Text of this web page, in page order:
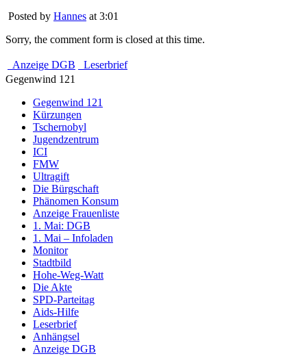
Posted by Hannes at 3:01
Sorry, the comment form is closed at this time.
Anzeige DGB
Leserbrief
Gegenwind 121
Gegenwind 121
Kürzungen
Tschernobyl
Jugendzentrum
ICI
FMW
Ultragift
Die Bürgschaft
Phänomen Konsum
Anzeige Frauenliste
1. Mai: DGB
1. Mai – Infoladen
Monitor
Stadtbild
Hohe-Weg-Watt
Die Akte
SPD-Parteitag
Aids-Hilfe
Leserbrief
Anhängsel
Anzeige DGB